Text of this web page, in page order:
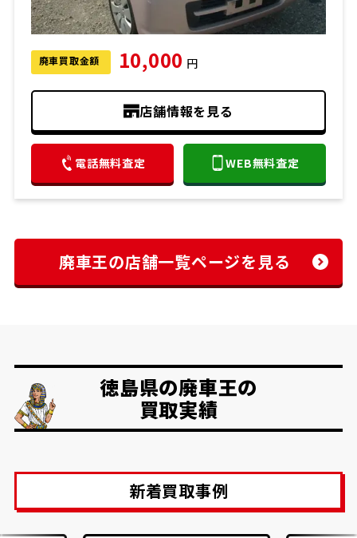
廃車買取金額 10,000 円
店舗情報を見る
電話無料査定 WEB無料査定
廃車王の店舗一覧ページを見る
徳島県の廃車王の
買取実績
新着買取事例